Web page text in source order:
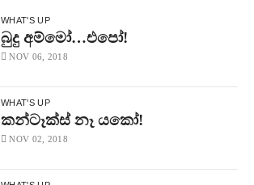
WHAT'S UP
බුදු අම්මෝ…එපෝ!
NOV 06, 2018
WHAT'S UP
කන්ටෑක්ස් නෑ යකෝ!
NOV 02, 2018